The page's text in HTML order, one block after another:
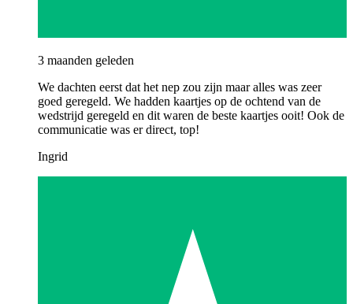
3 maanden geleden
We dachten eerst dat het nep zou zijn maar alles was zeer
goed geregeld. We hadden kaartjes op de ochtend van de
wedstrijd geregeld en dit waren de beste kaartjes ooit! Ook de
communicatie was er direct, top!
Ingrid